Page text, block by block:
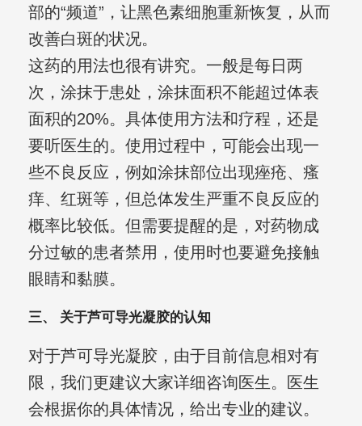
部的“频道”，让黑色素细胞重新恢复，从而
改善白斑的状况。
这药的用法也很有讲究。一般是每日两
次，涂抹于患处，涂抹面积不能超过体表
面积的20%。具体使用方法和疗程，还是
要听医生的。使用过程中，可能会出现一
些不良反应，例如涂抹部位出现痤疮、瘙
痒、红斑等，但总体发生严重不良反应的
概率比较低。但需要提醒的是，对药物成
分过敏的患者禁用，使用时也要避免接触
眼睛和黏膜。
三、 关于芦可导光凝胶的认知
对于芦可导光凝胶，由于目前信息相对有
限，我们更建议大家详细咨询医生。医生
会根据你的具体情况，给出专业的建议。